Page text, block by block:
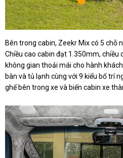
Bên trong cabin, Zeekr Mix có 5 chỗ
Chiều cao cabin đạt 1.350mm, chiều
không gian thoải mái cho hành
bàn và tủ lạnh cùng với 9 kiểu bố trí
ghế bên trong xe và biến cabin xe